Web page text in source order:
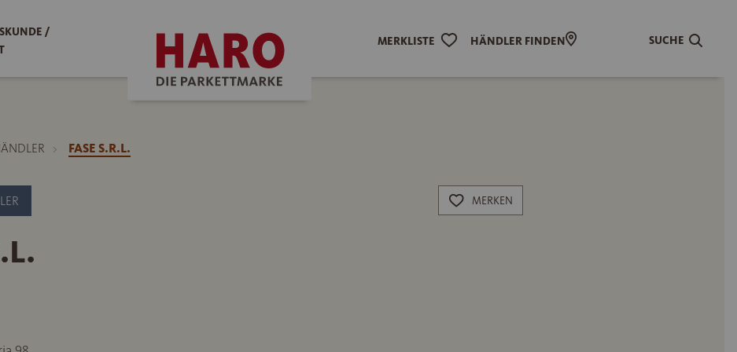
/
MERKLISTE HÄNDLER FINDEN SUCHE
FASE S.R.L.
MERKEN